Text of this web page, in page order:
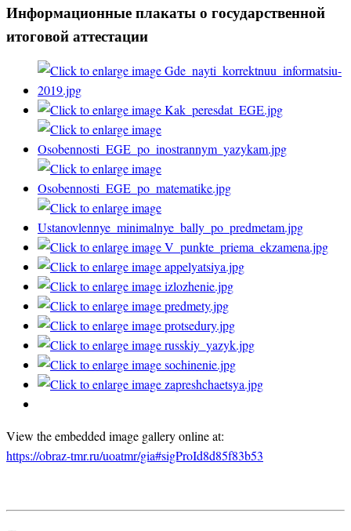
Информационные плакаты о государственной
итоговой аттестации
View the embedded image gallery online at:
https://obraz-tmr.ru/uoatmr/gia#sigProId8d85f83b53